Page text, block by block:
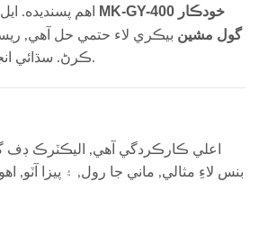
MK-GY-400 خودڪار
Dough گول مشين بيڪري لاء حتمي حل آهي,
ڪرڻ. سڌائي انجنيئر ۽ صارف-دوست خصوصيتن سان ڊيزائن, اهو لازمي آهي ته هر ڪنهن لاءِ مستقل ۽ ڪارائتو آٽو گول ڳولڻ.
بنس لاءِ مثالي, ماني جا رول, ۽ پيزا آٽو,